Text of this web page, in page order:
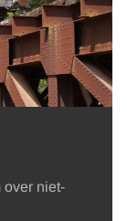
over niet-